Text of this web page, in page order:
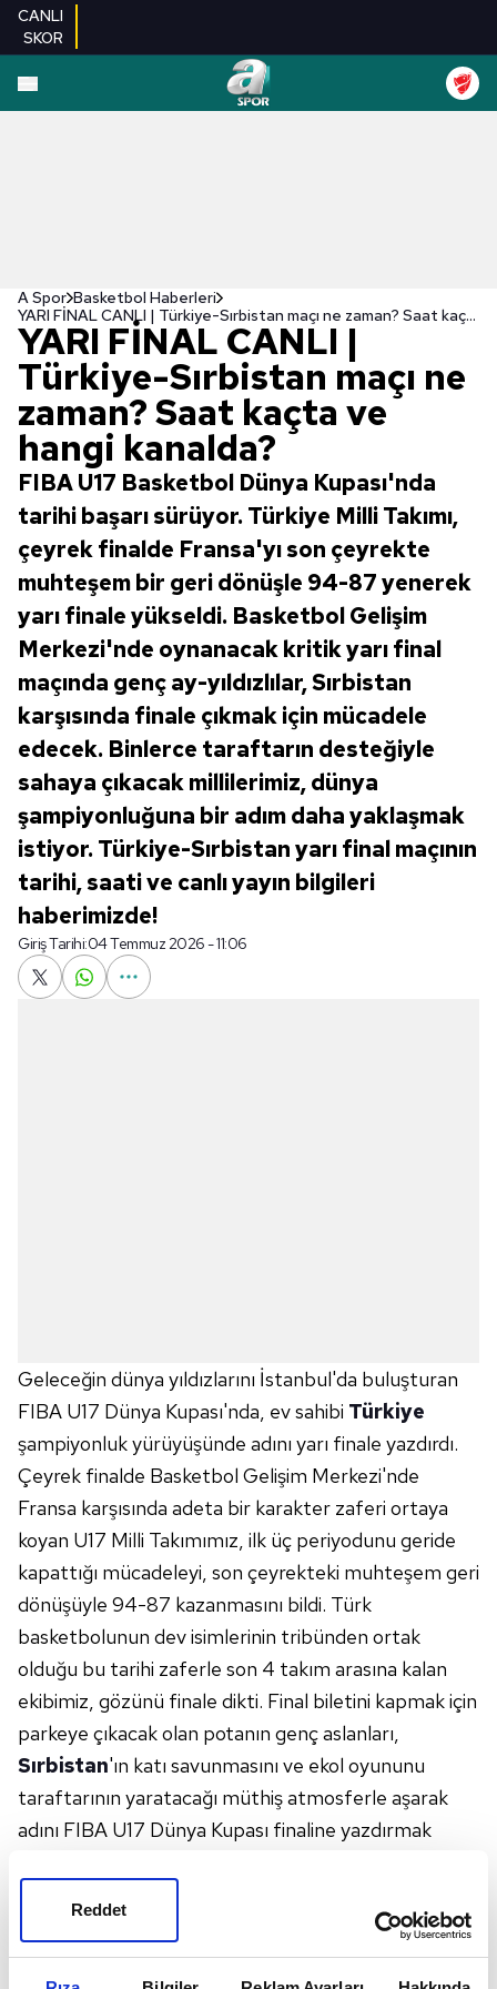
Reddet
CANLI
SKOR
A Spor Basketbol Haberleri
YARI FİNAL CANLI | Türkiye-Sırbistan maçı ne zaman? Saat kaçta ve hangi kanalda?
YARI FİNAL CANLI |
Türkiye-Sırbistan maçı ne
zaman? Saat kaçta ve
hangi kanalda?
FIBA U17 Basketbol Dünya Kupası'nda
tarihi başarı sürüyor. Türkiye Milli Takımı,
çeyrek finalde Fransa'yı son çeyrekte
muhteşem bir geri dönüşle 94-87 yenerek
yarı finale yükseldi. Basketbol Gelişim
Merkezi'nde oynanacak kritik yarı final
maçında genç ay-yıldızlılar, Sırbistan
karşısında finale çıkmak için mücadele
edecek. Binlerce taraftarın desteğiyle
sahaya çıkacak millilerimiz, dünya
şampiyonluğuna bir adım daha yaklaşmak
istiyor. Türkiye-Sırbistan yarı final maçının
tarihi, saati ve canlı yayın bilgileri
haberimizde!
Giriş Tarihi:04 Temmuz 2026 - 11:06
Geleceğin dünya yıldızlarını İstanbul'da buluşturan
FIBA U17 Dünya Kupası'nda, ev sahibi Türkiye
şampiyonluk yürüyüşünde adını yarı finale yazdırdı.
Çeyrek finalde Basketbol Gelişim Merkezi'nde
Fransa karşısında adeta bir karakter zaferi ortaya
koyan U17 Milli Takımımız, ilk üç periyodunu geride
kapattığı mücadeleyi, son çeyrekteki muhteşem geri
dönüşüyle 94-87 kazanmasını bildi. Türk
basketbolunun dev isimlerinin tribünden ortak
olduğu bu tarihi zaferle son 4 takım arasına kalan
ekibimiz, gözünü finale dikti. Final biletini kapmak için
parkeye çıkacak olan potanın genç aslanları,
Sırbistan'ın katı savunmasını ve ekol oyununu
taraftarının yaratacağı müthiş atmosferle aşarak
adını FIBA U17 Dünya Kupası finaline yazdırmak
FIBA U17 Basketbol Dünya Kupası yarı final
müsabakası kapsamındaki Türkiye-Sırbistan maçı,4